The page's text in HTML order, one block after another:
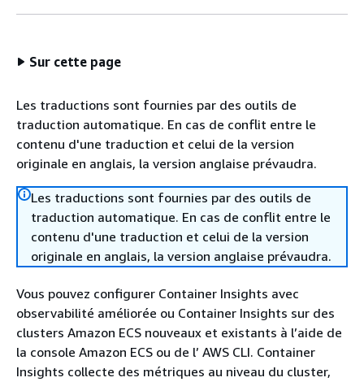
Sur cette page
Les traductions sont fournies par des outils de
traduction automatique. En cas de conflit entre le
contenu d'une traduction et celui de la version
originale en anglais, la version anglaise prévaudra.
Les traductions sont fournies par des outils de
traduction automatique. En cas de conflit entre le
contenu d'une traduction et celui de la version
originale en anglais, la version anglaise prévaudra.
Vous pouvez configurer Container Insights avec
observabilité améliorée ou Container Insights sur des
clusters Amazon ECS nouveaux et existants à l’aide de
la console Amazon ECS ou de l’ AWS CLI. Container
Insights collecte des métriques au niveau du cluster,